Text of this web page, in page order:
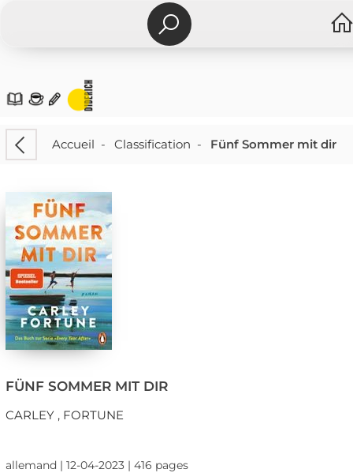
Accueil - Classification - Fünf Sommer mit dir
FÜNF SOMMER MIT DIR
CARLEY , FORTUNE
allemand | 12-04-2023 | 416 pages